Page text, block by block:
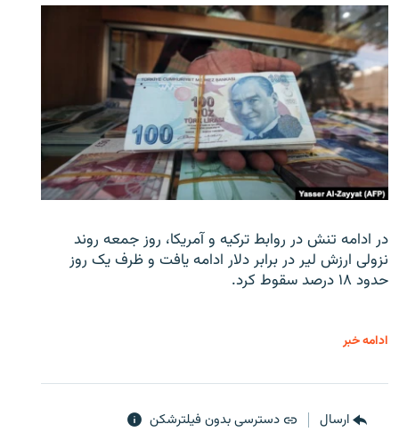
در ادامه تنش در روابط ترکیه و آمریکا، روز جمعه روند
نزولی ارزش لیر در برابر دلار ادامه یافت و ظرف یک روز
حدود ۱۸ درصد سقوط کرد.
ادامه خبر
ارسال دسترسی بدون فیلترشکن